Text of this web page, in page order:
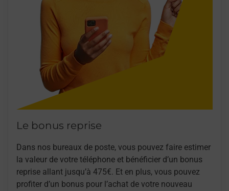
Le bonus reprise
Dans nos bureaux de poste, vous pouvez faire estimer
la valeur de votre téléphone et bénéficier d’un bonus
reprise allant jusqu’à 475€. Et en plus, vous pouvez
profiter d’un bonus pour l’achat de votre nouveau